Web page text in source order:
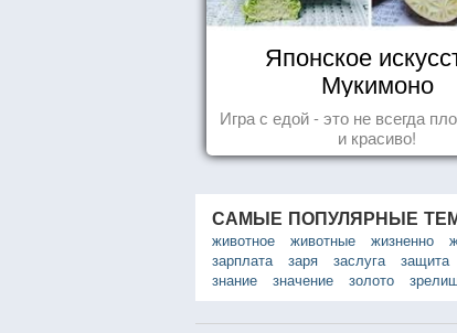
Японское
Мукимоно
Игра с едой - это не всегда
и красиво!
САМЫЕ ПОПУЛЯРНЫЕ
животное
животные жизненно
зарплата
заря заслуга защита
знание
значение золото